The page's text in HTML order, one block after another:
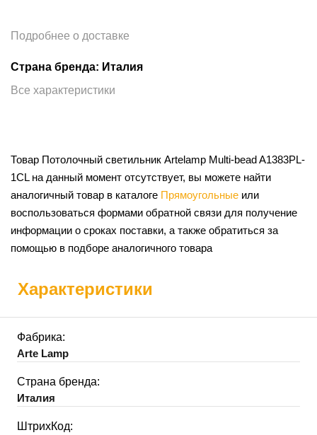
Подробнее о доставке
Страна бренда: Италия
Все характеристики
Товар Потолочный светильник Artelamp Multi-bead A1383PL-
1CL на данный момент отсутствует, вы можете найти
аналогичный товар в каталоге Прямоугольные или
воспользоваться формами обратной связи для получение
информации о сроках поставки, а также обратиться за
помощью в подборе аналогичного товара
Характеристики
Фабрика:
Arte Lamp
Страна бренда:
Италия
ШтрихКод: